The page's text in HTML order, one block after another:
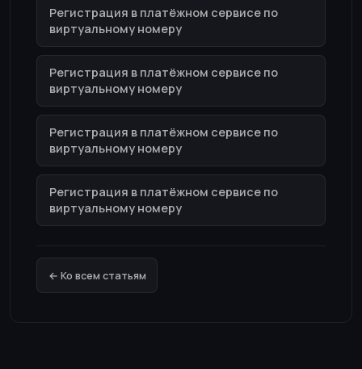
Регистрация в платёжном сервисе по
виртуальному номеру
Регистрация в платёжном сервисе по
виртуальному номеру
Регистрация в платёжном сервисе по
виртуальному номеру
Регистрация в платёжном сервисе по
виртуальному номеру
← Ко всем статьям